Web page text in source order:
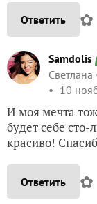
Ответить ✿
Samdolis
Светлана
10
И моя мечта
будет себе сто-
красиво!
Ответить ✿